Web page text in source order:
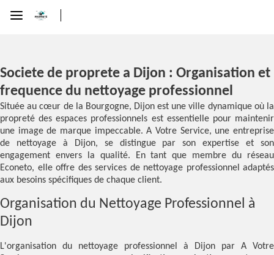
Societe de proprete a Dijon : Organisation et
frequence du nettoyage professionnel
Située au cœur de la Bourgogne, Dijon est une ville dynamique où la
propreté des espaces professionnels est essentielle pour maintenir
une image de marque impeccable. A Votre Service, une entreprise
de nettoyage à Dijon, se distingue par son expertise et son
engagement envers la qualité. En tant que membre du réseau
Econeto, elle offre des services de nettoyage professionnel adaptés
aux besoins spécifiques de chaque client.
Organisation du Nettoyage Professionnel à
Dijon
L'organisation du nettoyage professionnel à Dijon par A Votre